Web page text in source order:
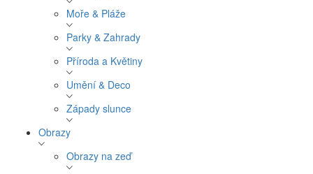
Moře & Pláže
Parky & Zahrady
Příroda a Květiny
Umění & Deco
Západy slunce
Obrazy
Obrazy na zeď